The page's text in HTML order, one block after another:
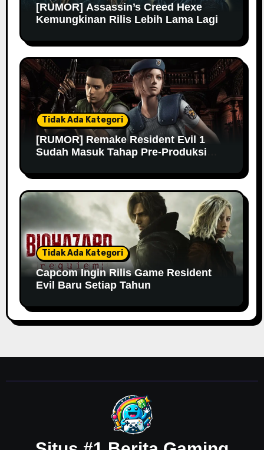
[RUMOR] Assassin’s Creed Hexe
Kemungkinan Rilis Lebih Lama Lagi
Tidak Ada Kategori
[RUMOR] Remake Resident Evil 1
Sudah Masuk Tahap Pre-Produksi
Tidak Ada Kategori
Capcom Ingin Rilis Game Resident
Evil Baru Setiap Tahun